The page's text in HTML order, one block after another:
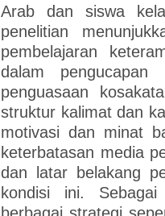
Arab dan siswa
penelitian
pembelajaran
dalam
penguasaan
struktur kalimat dan
motivasi dan minat
keterbatasan media
dan latar belakang
kondisi ini.